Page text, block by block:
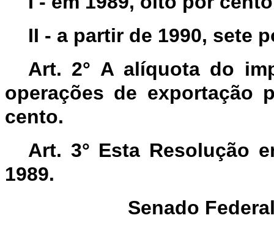
II - a partir de 1990, sete
Art. 2° A alíquota do
operações de exportação
cento.
Art. 3° Esta Resolução
1989.
Senado